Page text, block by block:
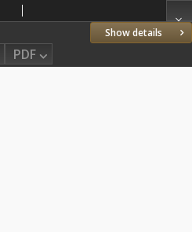
Show details
PDF